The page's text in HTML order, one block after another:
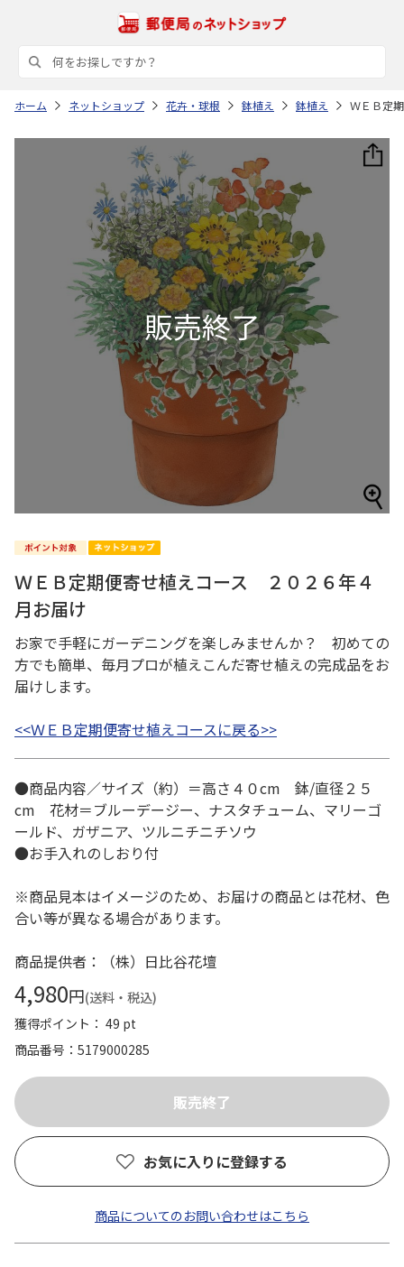
ホーム ネットショップ 花卉・球根 鉢植え 鉢植え ＷＥＢ定
ＷＥＢ定期便寄せ植えコース ２０２６年４
月お届け
お家で手軽にガーデニングを楽しみませんか？ 初めての
方でも簡単、毎月プロが植えこんだ寄せ植えの完成品をお
届けします。
<<ＷＥＢ定期便寄せ植えコースに戻る>>
●商品内容／サイズ（約）＝高さ４０cm 鉢/直径２５
cm 花材＝ブルーデージー、ナスタチューム、マリーゴ
ールド、ガザニア、ツルニチニチソウ
●お手入れのしおり付
※商品見本はイメージのため、お届けの商品とは花材、色
合い等が異なる場合があります。
商品提供者：（株）日比谷花壇
4,980円(送料・税込)
獲得ポイント： 49 pt
商品番号
5179000285
お気に入りに登録する
商品についてのお問い合わせはこちら